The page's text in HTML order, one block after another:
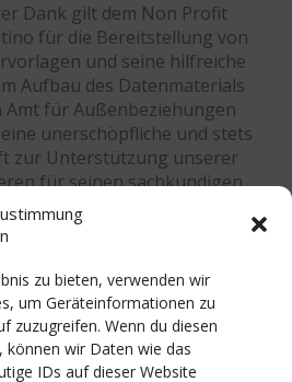
zu bieten, verwenden wir
um Geräteinformationen zu
zuzugreifen. Wenn du diesen
wir Daten wie das
IDs auf dieser Website
Dank gilt dem Non Profit
für die Bereitstellung von
und seine hilfreiche
Aufbau des Datenmaterials
Amt für Außenbeziehungen
unerschöpfliche und stets
zur Unterstützung unserer
für seinen sachkundigen
Beistand bei der Anpassung
Einen herzlichen
der Stiftung Südtiroler
Unterstützung und
für die
der